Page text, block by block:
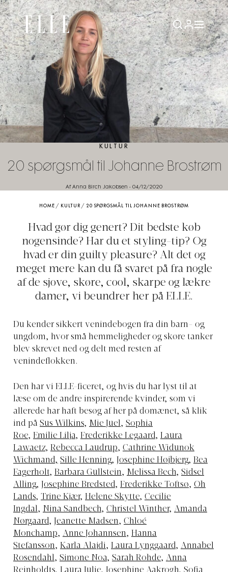
KULTUR
20 spørgsmål til Johanne Brostrøm
Af Anna Birch Jakobsen - 04/12/2020
HOME / KULTUR / 20 SPØRGSMÅL TIL JOHANNE BROSTRØM
Hvad gør dig genert? Dit bedste køb
nogensinde? Har du et styling-tip? Og
hvad er din guilty pleasure? Alt det og
meget mere kan du få svaret på fra nogle
af de sjove, skøre, cool, skarpe og lækre
damer, vi beundrer her på ELLE.
Du kender sikkert venindebogen fra din barn- og
ungdom, hvor små hemmeligheder og skøre tanker
blev skrevet ned og delt med resten af
venindeflokken.
Den har vi ELLE-ficeret, og hvis du har lyst til at
læse om de andre inspirerende kvinder, som vi
allerede har haft besøg af her på domænet, så klik
ind på Sus Wilkins, Mie Juel, Sophia
Roe, Emilie Lilja, Frederikke Legaard, Laura
Lawaetz, Rebecca Laudrup, Cathrine Widunok
Wichmand, Sille Henning, Josephine Højbjerg, Bea
Fagerholt, Barbara Gullstein, Melissa Bech, Sidsel
Alling, Josephine Bredsted, Frederikke Toftsø, Oh
Lands, Trine Kjær, Helene Skytte, Cecilie
Ingdal, Nina Sandbech, Christel Winther, Amanda
Nørgaard, Jeanette Madsen, Chloé
Monchamp, Anne Johannsen, Hanna
Stefansson, Karla Alajdi, Laura Lynggaard, Annabel
Rosendahl, Simone Noa, Sarah Rohde, Anna